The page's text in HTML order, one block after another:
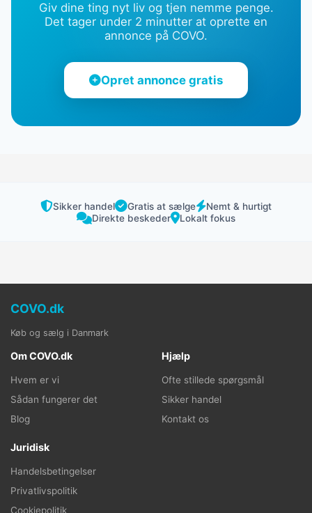
Giv dine ting nyt liv og tjen nemme penge.
Det tager under 2 minutter at oprette en
annonce på COVO.
Opret annonce gratis
Sikker handel Gratis at sælge
Nemt & hurtigt
Direkte beskeder
Lokalt fokus
COVO.dk
Køb og sælg i Danmark
Om COVO.dk
Hvem er vi
Sådan fungerer det
Blog
Hjælp
Ofte stillede spørgsmål
Sikker handel
Kontakt os
Juridisk
Handelsbetingelser
Privatlivspolitik
Cookiepolitik